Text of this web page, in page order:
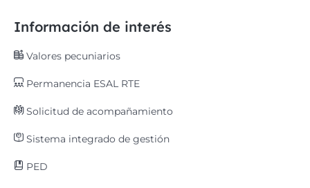
Información de interés
Valores pecuniarios
Permanencia ESAL RTE
Solicitud de acompañamiento
Sistema integrado de gestión
PED